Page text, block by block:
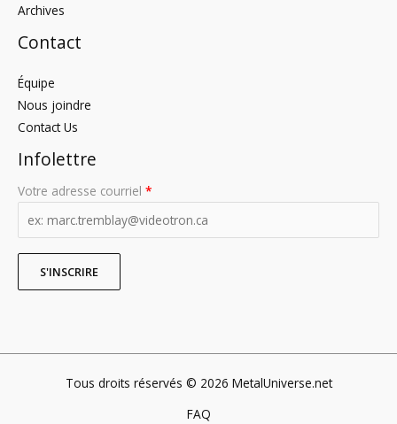
Archives
Contact
Équipe
Nous joindre
Contact Us
Infolettre
Votre adresse courriel *
Tous droits réservés © 2026 MetalUniverse.net
FAQ